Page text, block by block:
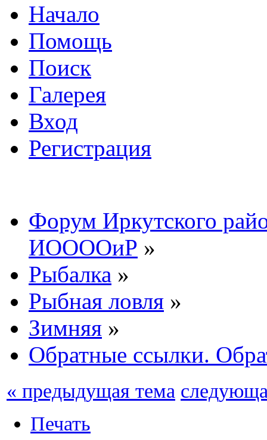
Начало
Помощь
Поиск
Галерея
Вход
Регистрация
Форум Иркутского
ИООООиР »
Рыбалка »
Рыбная ловля »
Зимняя »
Обратные ссылки.
« предыдущая тема
Печать